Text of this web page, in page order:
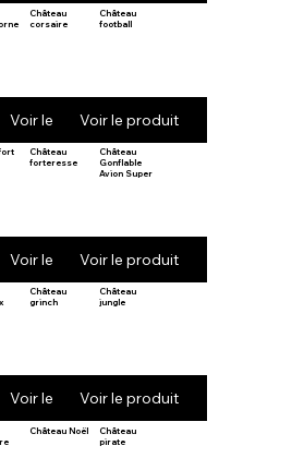
Château
corsaire
Voir le produit
Château
football
Voir le produit
Château
forteresse
Voir le produit
Château
Gonflable
Avion Super
Voir le produit
Château
grinch
Voir le produit
Château
jungle
Voir le produit
Château Noël
Château
pirate